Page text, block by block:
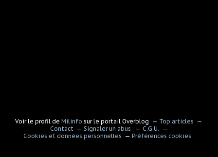
Voir le profil deMilinfo sur le portail Overblog
Top articles
Contact
Signaler un abus
C.G.U.
Cookies et données personnelles
Préférences cookies